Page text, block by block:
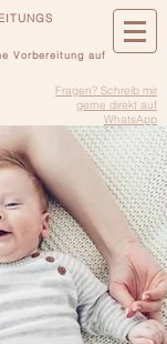
Vorbereitung auf
Fragen? Schreib mir
gerne direkt auf
WhatsApp